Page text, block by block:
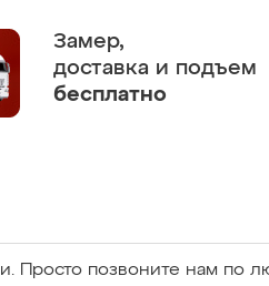
Замер,
доставка и подъем
бесплатно
Просто позвоните нам по